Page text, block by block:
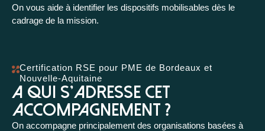
On vous aide à identifier les dispositifs mobilisables dès le
cadrage de la mission.
Certification RSE pour PME de Bordeaux et
Nouvelle-Aquitaine
A qui s'adresse cet
accompagnement ?
On accompagne principalement des organisations basées à